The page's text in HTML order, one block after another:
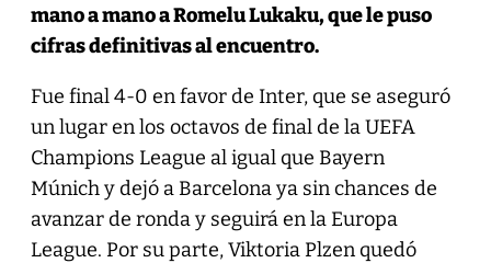
mano a mano a Romelu Lukaku, que le puso
cifras definitivas al encuentro.
Fue final 4-0 en favor de Inter, que se aseguró
un lugar en los octavos de final de la UEFA
Champions League al igual que Bayern
Múnich y dejó a Barcelona ya sin chances de
avanzar de ronda y seguirá en la Europa
League. Por su parte, Viktoria Plzen quedó